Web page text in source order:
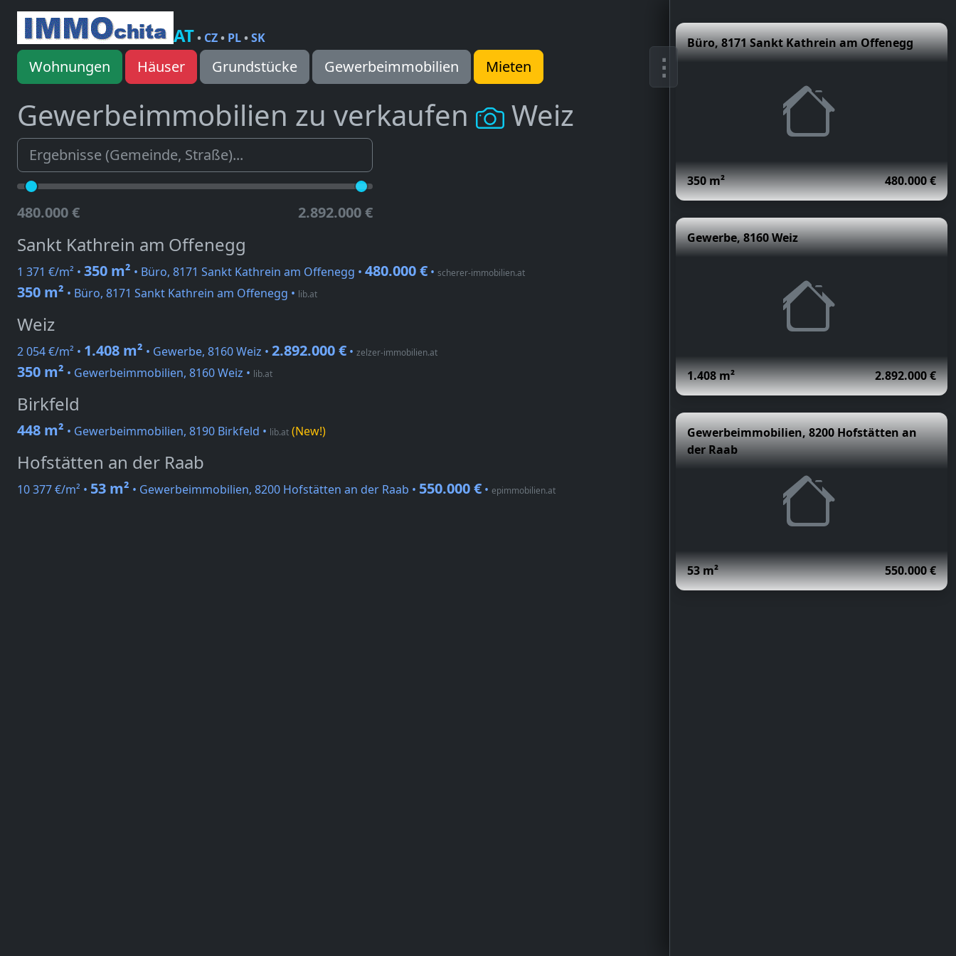
AT• CZ• PL•SK
Wohnungen Häuser Grundstücke Gewerbeimmobilien Mieten
Gewerbeimmobilien zu verkaufen Weiz
480.000 € 2.892.000 €
Sankt Kathrein am Offenegg
1 371 €/m² • 350 m² • Büro, 8171 Sankt Kathrein am Offenegg • 480.000 € • scherer-immobilien.at
350 m² • Büro, 8171 Sankt Kathrein am Offenegg • lib.at
Weiz
2 054 €/m² • 1.408 m² • Gewerbe, 8160 Weiz • 2.892.000 € • zelzer-immobilien.at
350 m² • Gewerbeimmobilien, 8160 Weiz • lib.at
Birkfeld
448 m² • Gewerbeimmobilien, 8190 Birkfeld • lib.at (New!)
Hofstätten an der Raab
10 377 €/m² • 53 m² • Gewerbeimmobilien, 8200 Hofstätten an der Raab • 550.000 € • epimmobilien.at